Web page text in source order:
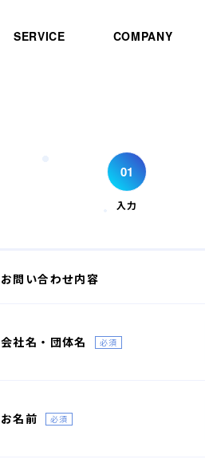
SERVICE COMPANY
入力
お問い合わせ内容
会社名・団体名 必須
お名前 必須